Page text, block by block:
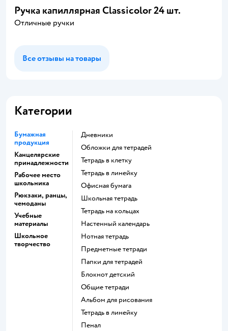
Ручка капиллярная Classicolor 24 шт.
Отличные ручки
Все отзывы на товары
Категории
Бумажная
продукция
Канцелярские
принадлежности
Рабочее место
школьника
Рюкзаки, ранцы,
чемоданы
Учебные
материалы
Школьное
творчество
Дневники
Обложки для тетрадей
Тетрадь в клетку
Тетрадь в линейку
Офисная бумага
Школьная тетрадь
Тетрадь на кольцах
Настенный календарь
Нотная тетрадь
Предметные тетради
Папки для тетрадей
Блокнот детский
Общие тетради
Альбом для рисования
Тетрадь в линейку
Пенал